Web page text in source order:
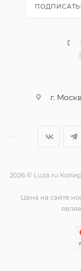
г.
2026 © Luza.ru
Цена на сайте